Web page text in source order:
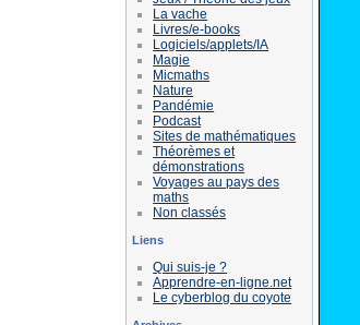
La vache
Livres/e-books
Logiciels/applets/IA
Magie
Micmaths
Nature
Pandémie
Podcast
Sites de mathématiques
Théorèmes et
démonstrations
Voyages au pays des
maths
Non classés
Liens
Qui suis-je ?
Apprendre-en-ligne.net
Le cyberblog du coyote